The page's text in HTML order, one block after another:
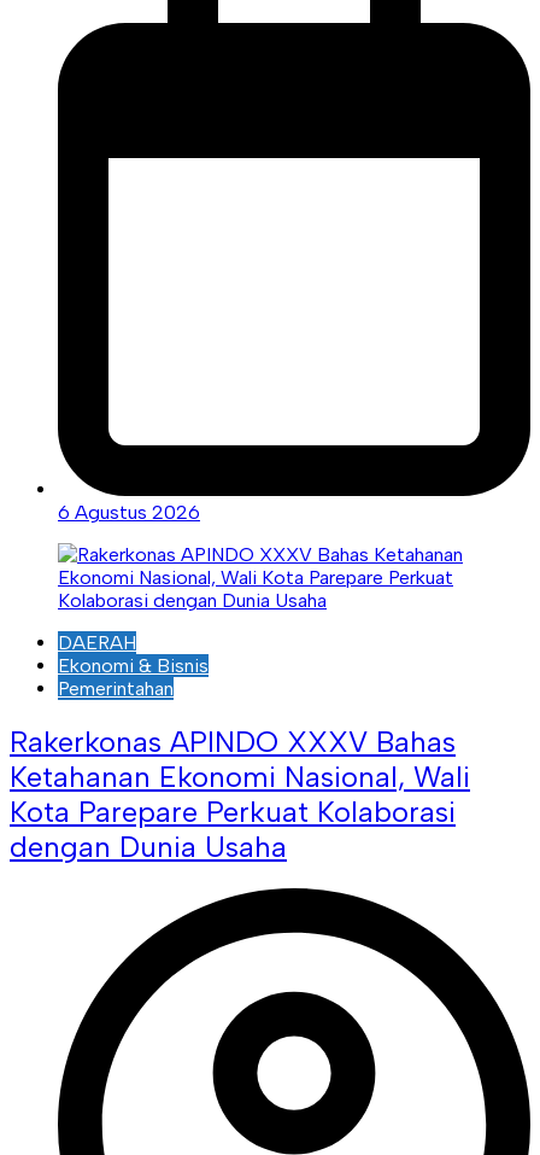
6 Agustus 2026
DAERAH
Ekonomi & Bisnis
Pemerintahan
Rakerkonas APINDO XXXV Bahas
Ketahanan Ekonomi Nasional, Wali
Kota Parepare Perkuat Kolaborasi
dengan Dunia Usaha